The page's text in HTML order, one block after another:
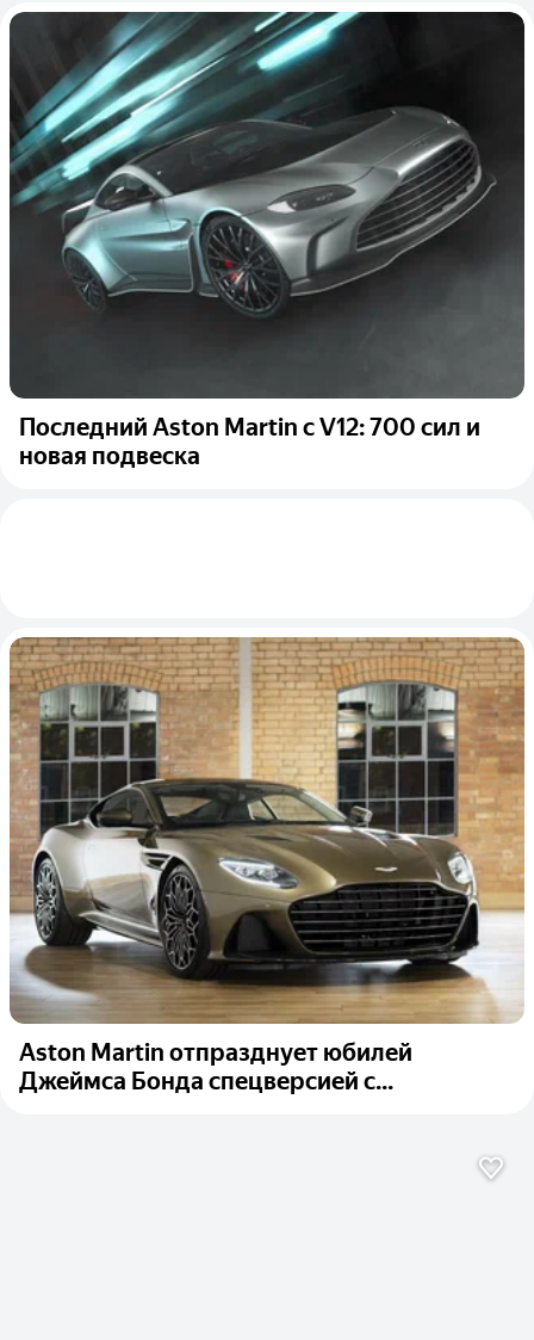
Последний Aston Martin с V12: 700 сил и
новая подвеска
Aston Martin отпразднует юбилей
Джеймса Бонда спецверсией с...